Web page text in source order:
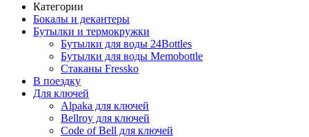
Категории
Бокалы и декантеры
Бутылки и термокружки
Бутылки для воды 24Bottles
Бутылки для воды Memobottle
Стаканы Fressko
В поездку
Для ключей
Alpaka для ключей
Bellroy для ключей
Code of Bell для ключей